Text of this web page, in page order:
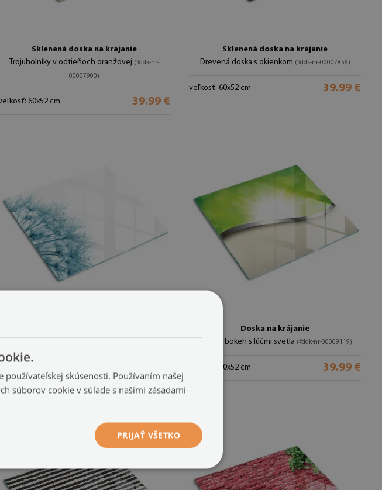
Sklenená doska na krájanie
Trojuholníky v odtieňoch oranžovej (#ddk-nr-
00007900)
60x52 cm 39.99 €
Sklenená doska na krájanie
Drevená doska s okienkom (#ddk-nr-00007856)
veľkosť: 60x52 cm 39.99 €
Doska na krájanie
Zelený bokeh s lúčmi svetla (#ddk-nr-00009119)
veľkosť: 60x52 cm 39.99 €
skúsenosti. Používaním našej
súborov cookie v súlade s našimi zásadami
PRIJAŤ VŠETKO